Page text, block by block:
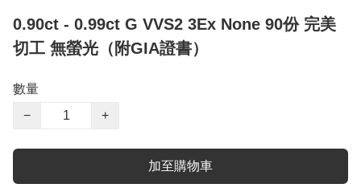
0.90ct - 0.99ct G VVS2 3Ex None 90份 完美
切工 無螢光（附GIA證書）
數量
−
+
加至購物車